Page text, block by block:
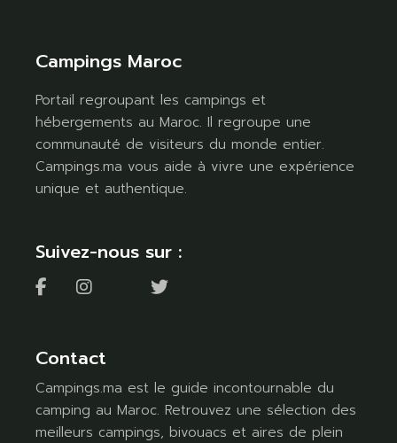
Campings Maroc
Portail regroupant les campings et
hébergements au Maroc. Il regroupe une
communauté de visiteurs du monde entier.
Campings.ma vous aide à vivre une expérience
unique et authentique.
Suivez-nous sur :
Contact
Campings.ma est le guide incontournable du
camping au Maroc. Retrouvez une sélection des
meilleurs campings, bivouacs et aires de plein